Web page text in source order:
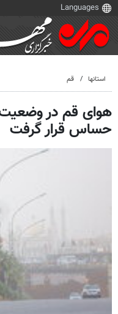
استانها قم
هوای قم در وضعیت
حساس قرار گرفت